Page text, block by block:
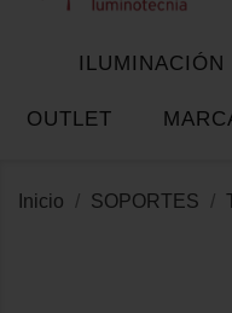
ILUMINACIÓN
OUTLET
Inicio SOPORTES